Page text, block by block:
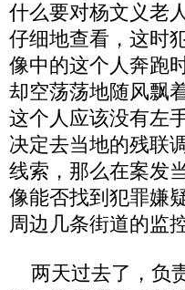
什么要对杨文义老
仔细地查看，这时
像中的这个人奔跑
却空荡荡地随风飘
这个人应该没有左
决定去当地的残联
线索，那么在案发
像能否找到犯罪嫌
周边几条街道的监
两天过去了，负